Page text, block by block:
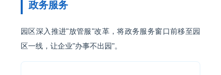
政务服务
园区深入推进"放管服"改革，将政务服务窗口前移至园
区一线，让企业"办事不出园"。